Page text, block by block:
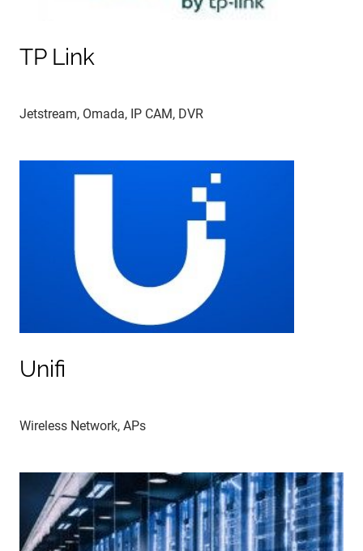
TP Link
Jetstream, Omada, IP CAM, DVR
Unifi
Wireless Network, APs